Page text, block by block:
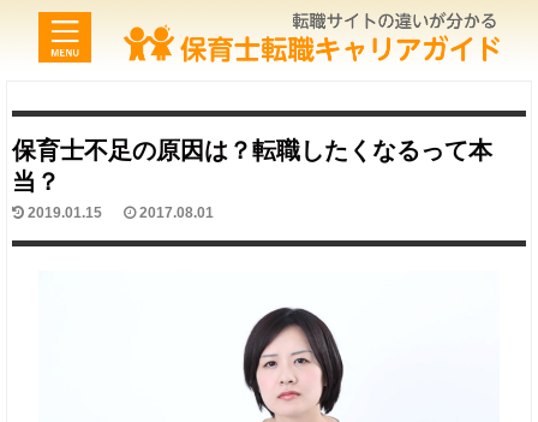
保育士不足の原因は？転職したくなるって本
当？
2019.01.15 2017.08.01